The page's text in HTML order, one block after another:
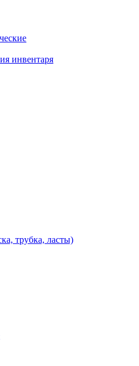
инвентаря
трубка, ласты)